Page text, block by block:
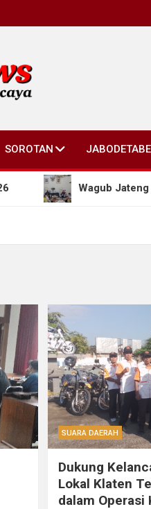
SOROTAN
Wagub Jateng
SUARA DAERAH
Dukung
Lokal Klaten
dalam Operasi